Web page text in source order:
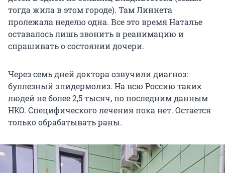
тогда жила в этом городе). Там Линнета
пролежала неделю одна. Все это время Наталье
оставалось лишь звонить в реанимацию и
спрашивать о состоянии дочери.
Через семь дней доктора озвучили диагноз:
буллезный эпидермолиз. На всю Россию таких
людей не более 2,5 тысяч, по последним данным
НКО. Специфического лечения пока нет. Остается
только обрабатывать раны.